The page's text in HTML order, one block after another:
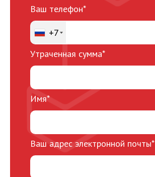
Ваш телефон*
+7
Утраченная сумма*
Имя*
Ваш адрес электронной почты*